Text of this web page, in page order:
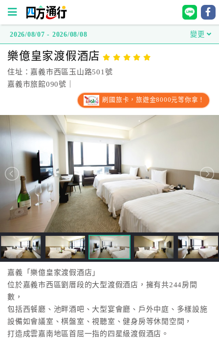
方
通
行
灣
訂
房
直
接
跟
飯
店
訂
房
HOT
特
色
2026/08/07 - 2026/08/08 變更
樂億皇家渡假酒店
住址：嘉義市西區玉山路501號
嘉義市旅館090號｜
刷國旅卡，旅遊金8000元等你拿！
嘉義「樂億皇家渡假酒店」
位於嘉義市西區劉厝段的大型渡假酒店，擁有共244房間
數，
包括西餐廳、池畔酒吧、大型宴會廳、戶外中庭、多樣設施
設備如會議室、棋盤室、視聽室、健身房等休閒空間，
打造成雲嘉南地區首屈一指的四星級渡假酒店。